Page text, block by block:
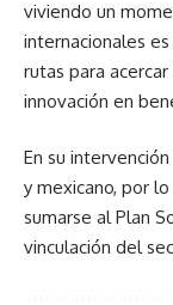
viviendo un
internacionales
rutas para
innovación en
En su
y mexicano, por
sumarse al Plan
vinculación del